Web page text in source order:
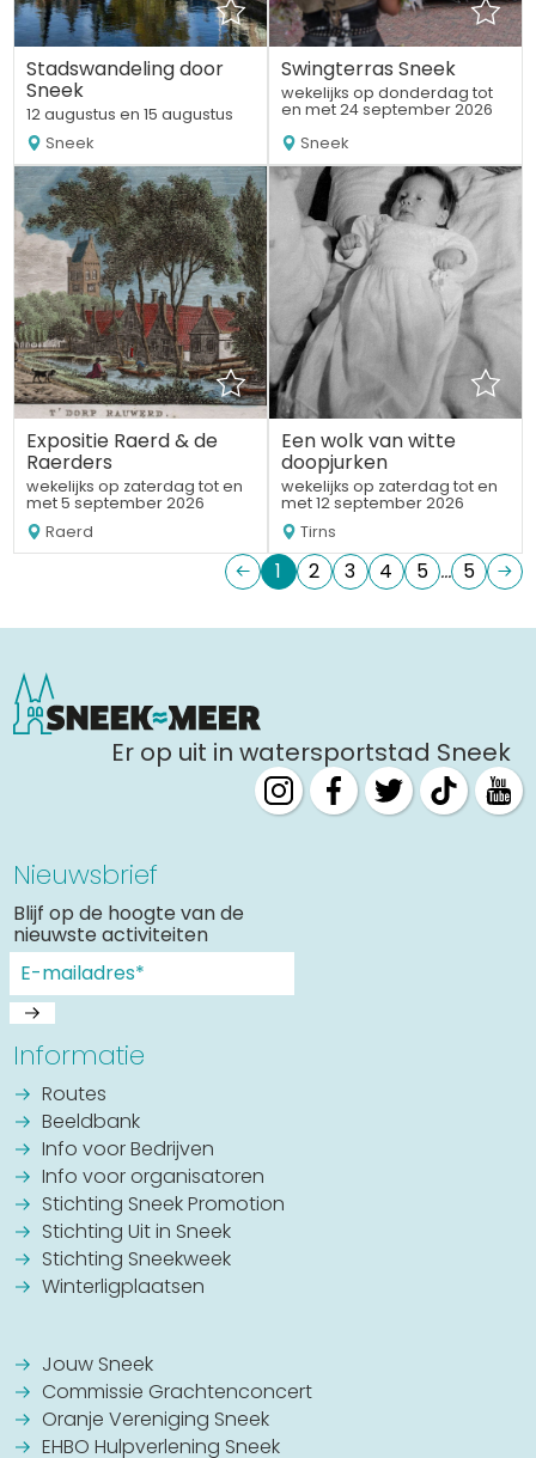
Stadswandeling door
Sneek
12 augustus en 15 augustus
Sneek
Swingterras Sneek
wekelijks op donderdag tot
en met 24 september 2026
Sneek
Expositie Raerd & de
Raerders
wekelijks op zaterdag tot en
met 5 september 2026
Raerd
Een wolk van witte
doopjurken
wekelijks op zaterdag tot en
met 12 september 2026
Tirns
1 2 3 4 5 5
Er op uit in watersportstad Sneek
Nieuwsbrief
Blijf op de hoogte van de
nieuwste activiteiten
Informatie
Routes
Beeldbank
Info voor Bedrijven
Info voor organisatoren
Stichting Sneek Promotion
Stichting Uit in Sneek
Stichting Sneekweek
Winterligplaatsen
Jouw Sneek
Commissie Grachtenconcert
Oranje Vereniging Sneek
EHBO Hulpverlening Sneek